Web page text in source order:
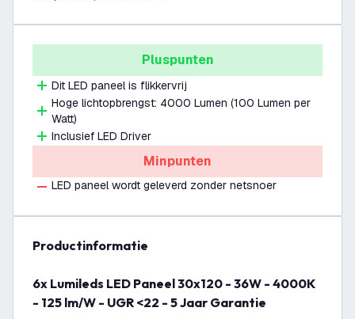
Pluspunten
Dit LED paneel is flikkervrij
Hoge lichtopbrengst: 4000 Lumen (100 Lumen per
Watt)
Inclusief LED Driver
Minpunten
LED paneel wordt geleverd zonder netsnoer
productinformatie
6x Lumileds LED Paneel 30x120 - 36W - 4000K
- 125 lm/W - UGR <22 - 5 Jaar Garantie